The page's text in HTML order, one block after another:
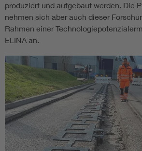
produziert und aufgebaut werden. Die
nehmen sich aber auch dieser
Rahmen einer
ELINA an.